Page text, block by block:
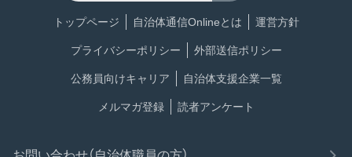
トップページ 自治体通信Onlineとは 運営方針
プライバシーポリシー 外部送信ポリシー
公務員向けキャリア 自治体支援企業一覧
メルマガ登録 読者アンケート